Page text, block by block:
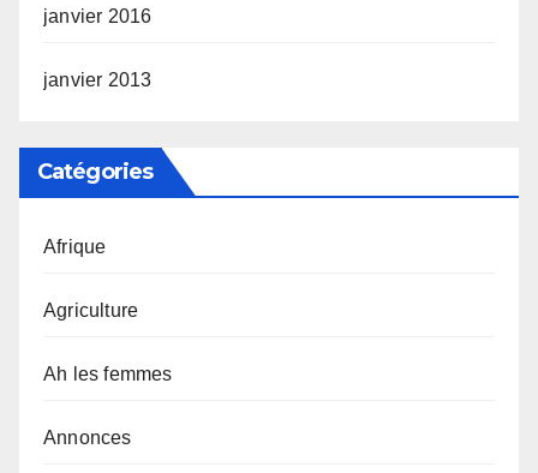
janvier 2016
janvier 2013
Catégories
Afrique
Agriculture
Ah les femmes
Annonces